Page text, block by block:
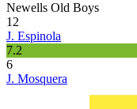
Newells Old Boys
12
J. Espinola
7.2
6
J. Mosquera